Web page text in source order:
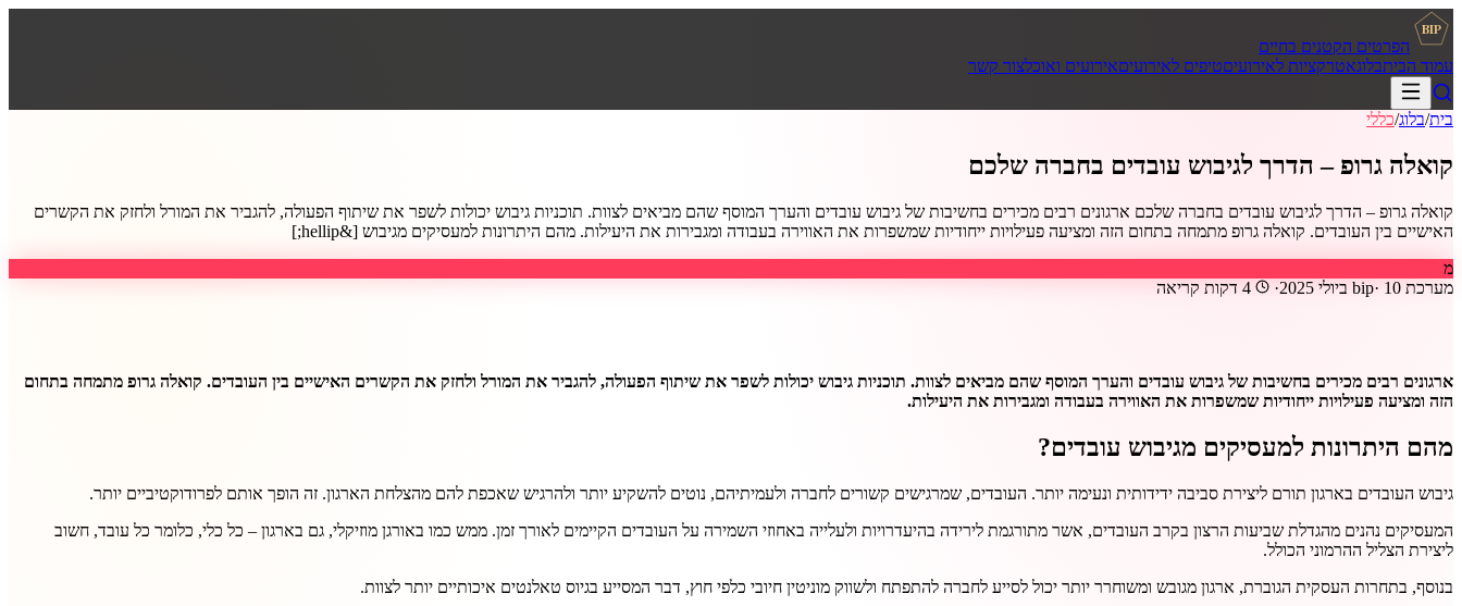
BIP
הפרטים הקטנים בחיים
עמוד הביתבלוגאטרקציות לאירועיםטיפים לאירועיםאירועים ואוכלצור קשר
בית/בלוג/כללי
קואלה גרופ – הדרך לגיבוש עובדים בחברה שלכם
קואלה גרופ – הדרך לגיבוש עובדים בחברה שלכם ארגונים רבים מכירים בחשיבות של גיבוש עובדים והערך המוסף שהם מביאים לצוות. תוכניות גיבוש יכולות לשפר את שיתוף הפעולה, להגביר את המורל ולחזק את הקשרים
האישיים בין העובדים. קואלה גרופ מתמחה בתחום הזה ומציעה פעילויות ייחודיות שמשפרות את האווירה בעבודה ומגבירות את היעילות. מהם היתרונות למעסיקים מגיבוש [&hellip;]
מ
מערכת bip
· 10 ביולי 2025 ·
4 דקות קריאה
ארגונים רבים מכירים בחשיבות של גיבוש עובדים והערך המוסף שהם מביאים לצוות. תוכניות גיבוש יכולות לשפר את שיתוף הפעולה, להגביר את המורל ולחזק את הקשרים האישיים בין העובדים. קואלה גרופ מתמחה בתחום
הזה ומציעה פעילויות ייחודיות שמשפרות את האווירה בעבודה ומגבירות את היעילות.
מהם היתרונות למעסיקים מגיבוש עובדים?
גיבוש העובדים בארגון תורם ליצירת סביבה ידידותית ונעימה יותר. העובדים, שמרגישים קשורים לחברה ולעמיתיהם, נוטים להשקיע יותר ולהרגיש שאכפת להם מהצלחת הארגון. זה הופך אותם לפרודוקטיביים יותר.
המעסיקים נהנים מהגדלת שביעות הרצון בקרב העובדים, אשר מתורגמת לירידה בהיעדרויות ולעלייה באחוזי השמירה על העובדים הקיימים לאורך זמן. ממש כמו באורגן מוזיקלי, גם בארגון – כל כלי, כלומר כל עובד, חשוב
ליצירת הצליל ההרמוני הכולל.
בנוסף, בתחרות העסקית הגוברת, ארגון מגובש ומשוחרר יותר יכול לסייע לחברה להתפתח ולשווק מוניטין חיובי כלפי חוץ, דבר המסייע בגיוס טאלנטים איכותיים יותר לצוות.